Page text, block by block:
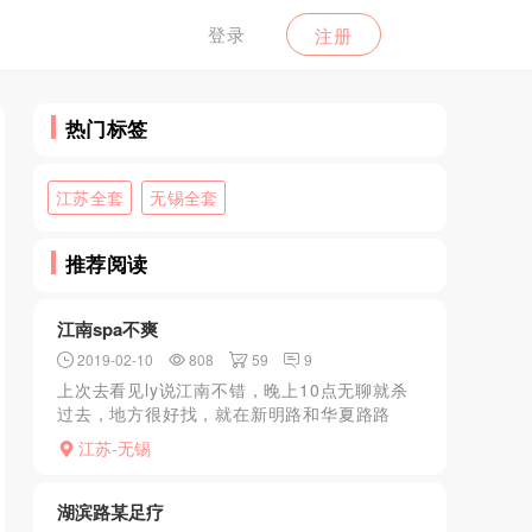
登录 注册
热门标签
江苏全套 无锡全套
推荐阅读
江南spa不爽
2019-02-10 808 59 9
上次去看见ly说江南不错，晚上10点无聊就杀
过去，地方很好找，就在新明路和华夏路路
口，晚上牌子很亮，进店上二楼，接待的妹子
让我眼前一亮，心想货色不错呀，进房间洗
江苏-无锡
湖滨路某足疗